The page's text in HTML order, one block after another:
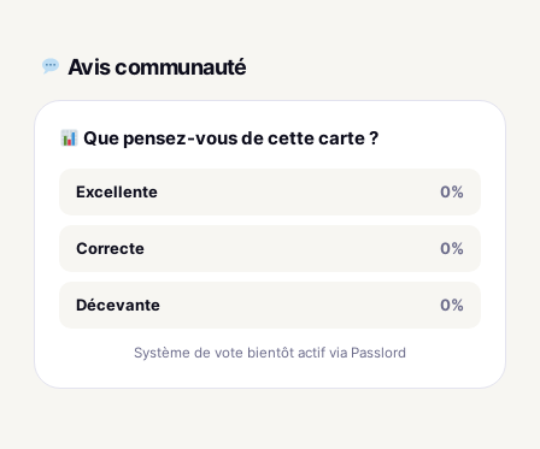
Avis communauté
Que pensez-vous de cette carte ?
Excellente 0%
Correcte 0%
Décevante 0%
Système de vote bientôt actif via Passlord